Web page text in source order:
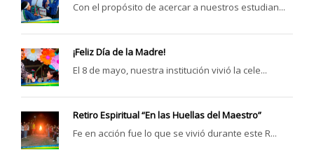
Con el propósito de acercar a nuestros estudian...
¡Feliz Día de la Madre!
El 8 de mayo, nuestra institución vivió la cele...
Retiro Espiritual “En las Huellas del Maestro”
Fe en acción fue lo que se vivió durante este R...